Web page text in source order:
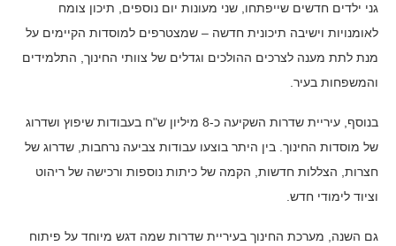
גני ילדים חדשים שייפתחו, שני מעונות יום נוספים, תיכון צומח
לאומנויות וישיבה תיכונית חדשה – שמצטרפים למוסדות הקיימים על
מנת לתת מענה לצרכים ההולכים וגדלים של צוותי החינוך, התלמידים
והמשפחות בעיר.
בנוסף, עיריית שדרות השקיעה כ-8 מיליון ש"ח בעבודות שיפוץ ושדרוג
של מוסדות החינוך. בין היתר בוצעו עבודות צביעה נרחבות, שדרוג של
חצרות, הצללות חדשות, הקמה של כיתות נוספות ורכישה של ריהוט
וציוד לימודי חדש.
גם השנה, מערכת החינוך בעיריית שדרות שמה דגש מיוחד על פיתוח